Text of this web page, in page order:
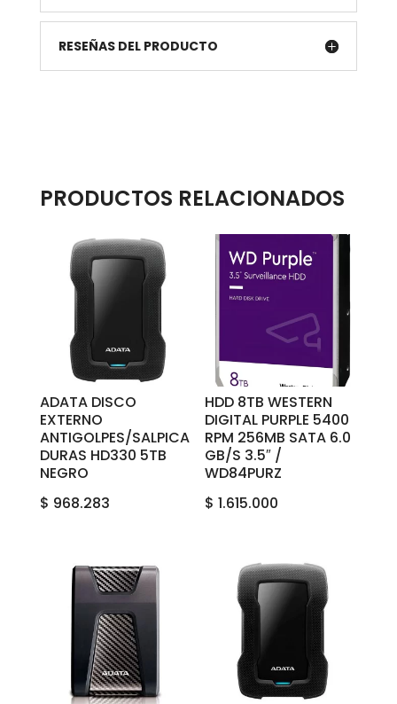
RESEÑAS DEL PRODUCTO
PRODUCTOS RELACIONADOS
ADATA DISCO
EXTERNO
ANTIGOLPES/SALPICA
DURAS HD330 5TB
NEGRO
$ 968.283
HDD 8TB WESTERN
DIGITAL PURPLE 5400
RPM 256MB SATA 6.0
GB/S 3.5″ /
WD84PURZ
$ 1.615.000